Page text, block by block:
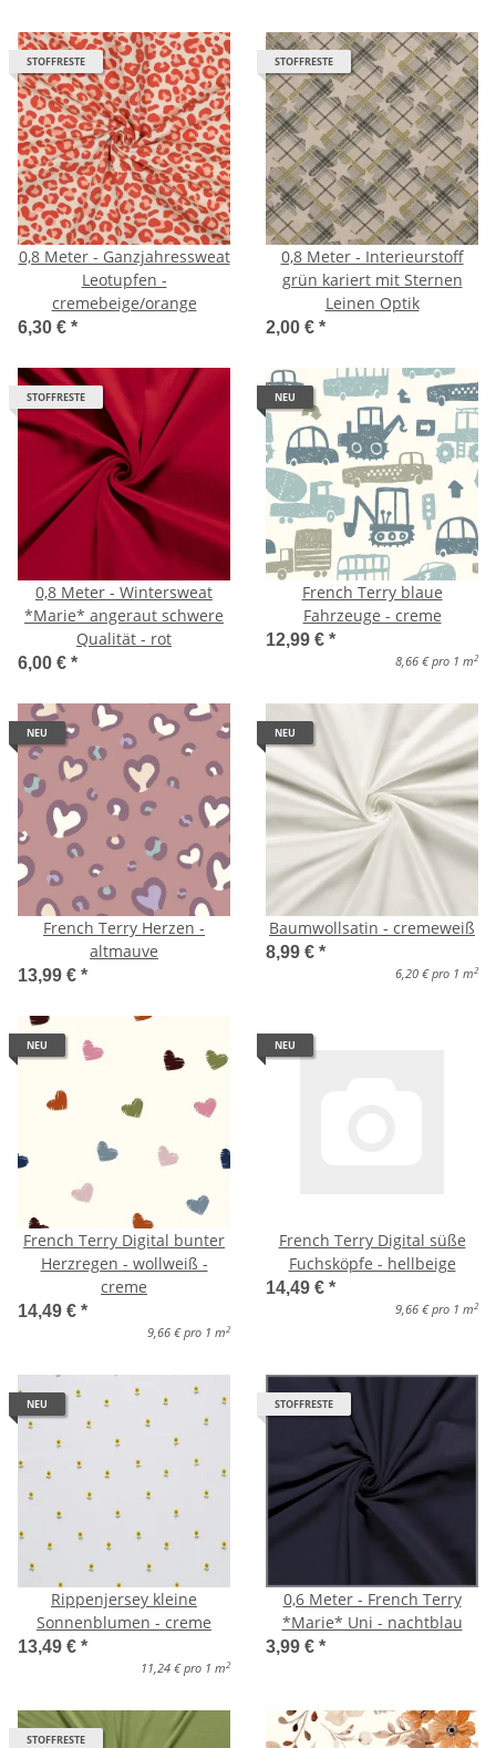
STOFFRESTE
0,8 Meter - Ganzjahressweat
Leotupfen -
cremebeige/orange
6,30 € *
STOFFRESTE
0,8 Meter - Interieurstoff
grün kariert mit Sternen
Leinen Optik
2,00 € *
STOFFRESTE
0,8 Meter - Wintersweat
*Marie* angeraut schwere
Qualität - rot
6,00 € *
NEU
French Terry blaue
Fahrzeuge - creme
12,99 € *
8,66 € pro 1 m 2
NEU
French Terry Herzen -
altmauve
13,99 € *
NEU
Baumwollsatin - cremeweiß
8,99 € *
6,20 € pro 1 m 2
NEU
French Terry Digital bunter
Herzregen - wollweiß -
creme
14,49 € *
9,66 € pro 1 m 2
NEU
French Terry Digital süße
Fuchsköpfe - hellbeige
14,49 € *
9,66 € pro 1 m 2
NEU
Rippenjersey kleine
Sonnenblumen - creme
13,49 € *
11,24 € pro 1 m 2
STOFFRESTE
0,6 Meter - French Terry
*Marie* Uni - nachtblau
3,99 € *
STOFFRESTE